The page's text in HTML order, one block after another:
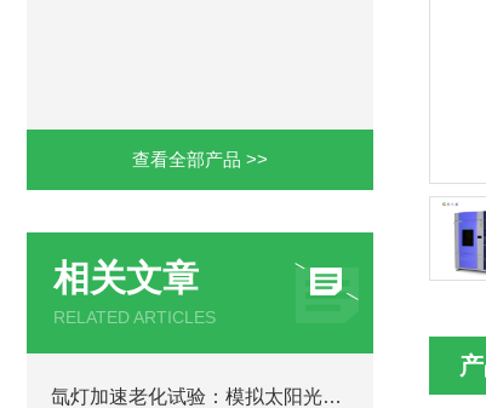
查看全部产品 >>
相关文章
RELATED ARTICLES
氙灯加速老化试验：模拟太阳光下产品寿命评估的技术规范与应用